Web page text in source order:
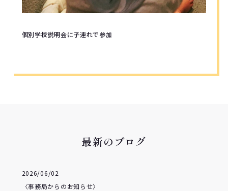
個別学校説明会に子連れで参加
最新のブログ
2026/06/02
〈事務局からのお知らせ〉